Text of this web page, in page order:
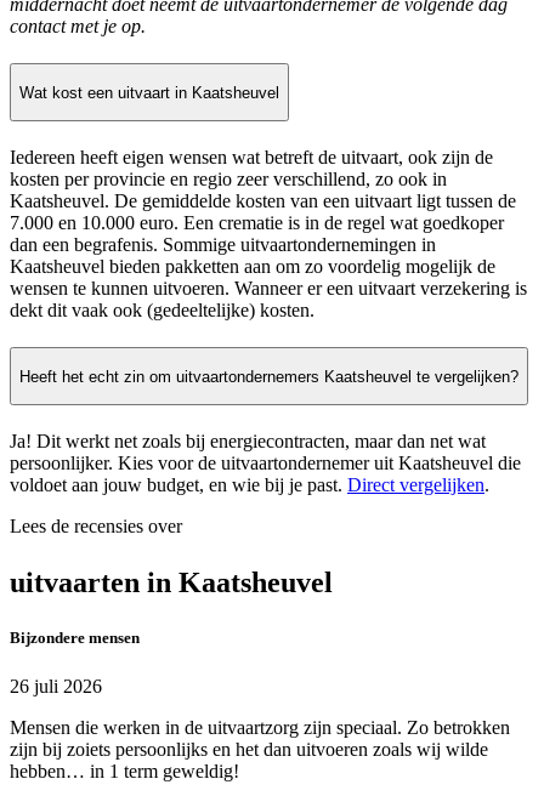
middernacht doet neemt de uitvaartondernemer de volgende dag
contact met je op.
Wat kost een uitvaart in Kaatsheuvel
Iedereen heeft eigen wensen wat betreft de uitvaart, ook zijn de
kosten per provincie en regio zeer verschillend, zo ook in
Kaatsheuvel. De gemiddelde kosten van een uitvaart ligt tussen de
7.000 en 10.000 euro. Een crematie is in de regel wat goedkoper
dan een begrafenis. Sommige uitvaartondernemingen in
Kaatsheuvel bieden pakketten aan om zo voordelig mogelijk de
wensen te kunnen uitvoeren. Wanneer er een uitvaart verzekering is
dekt dit vaak ook (gedeeltelijke) kosten.
Heeft het echt zin om uitvaartondernemers Kaatsheuvel te vergelijken?
Ja! Dit werkt net zoals bij energiecontracten, maar dan net wat
persoonlijker. Kies voor de uitvaartondernemer uit Kaatsheuvel die
voldoet aan jouw budget, en wie bij je past. Direct vergelijken.
Lees de recensies over
uitvaarten in Kaatsheuvel
Bijzondere mensen
26 juli 2026
Mensen die werken in de uitvaartzorg zijn speciaal. Zo betrokken
zijn bij zoiets persoonlijks en het dan uitvoeren zoals wij wilde
hebben… in 1 term geweldig!